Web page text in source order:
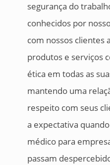
segurança do
conhecidos por
com nossos clientes
produtos e serviços
ética em todas as
mantendo uma
respeito com seus
a expectativa
médico para
passam